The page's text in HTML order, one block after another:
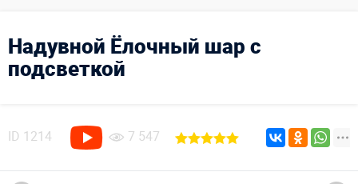
Надувной Ёлочный шар с
подсветкой
ID 1214 7 547